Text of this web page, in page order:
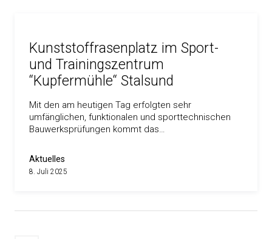
Kunststoffrasenplatz im Sport-
und Trainingszentrum
“Kupfermühle“ Stalsund
Mit den am heutigen Tag erfolgten sehr
umfänglichen, funktionalen und sporttechnischen
Bauwerksprüfungen kommt das…
Aktuelles
8. Juli 2025